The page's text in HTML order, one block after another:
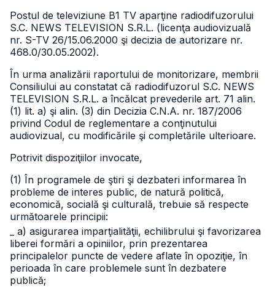
Postul de televiziune B1 TV aparţine radiodifuzorului
S.C. NEWS TELEVISION S.R.L. (licenţa audiovizuală
nr. S-TV 26/15.06.2000 şi decizia de autorizare nr.
468.0/30.05.2002).
În urma analizării raportului de monitorizare, membrii
Consiliului au constatat că radiodifuzorul S.C. NEWS
TELEVISION S.R.L. a încălcat prevederile art. 71 alin.
(1) lit. a) şi alin. (3) din Decizia C.N.A. nr. 187/2006
privind Codul de reglementare a conţinutului
audiovizual, cu modificările şi completările ulterioare.
Potrivit dispoziţiilor invocate,
(1) În programele de ştiri şi dezbateri informarea în
probleme de interes public, de natură politică,
economică, socială şi culturală, trebuie să respecte
următoarele principii:
_ a) asigurarea imparţialităţii, echilibrului şi favorizarea
liberei formări a opiniilor, prin prezentarea
principalelor puncte de vedere aflate în opoziţie, în
perioada în care problemele sunt în dezbatere
publică;